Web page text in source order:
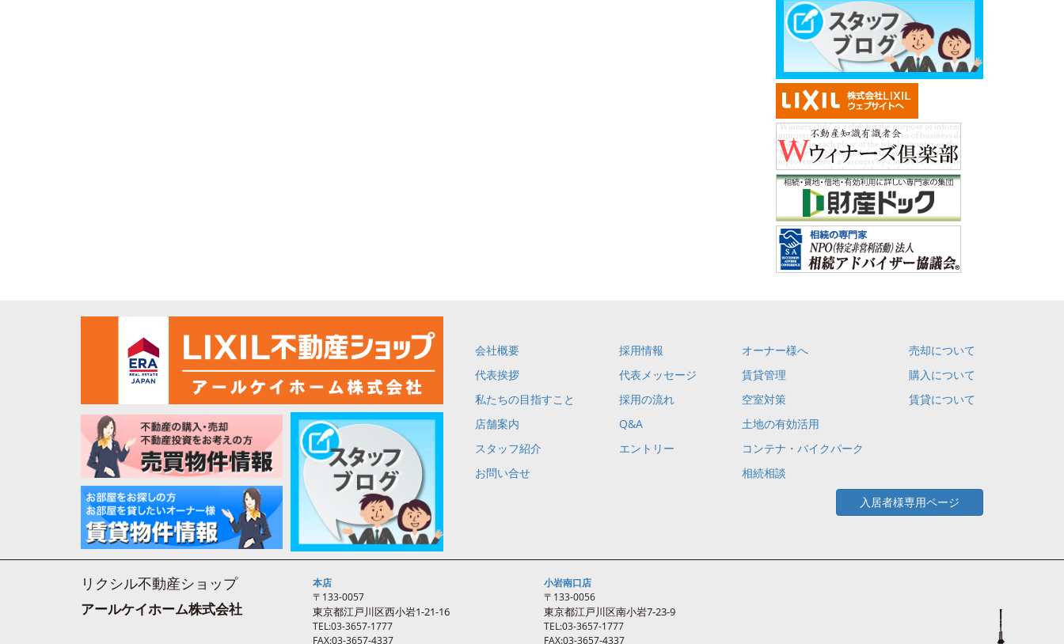
会社概要
代表挨拶
私たちの目指すこと
店舗案内
スタッフ紹介
お問い合せ
採用情報
代表メッセージ
採用の流れ
Q&A
エントリー
オーナー様へ
賃貸管理
空室対策
土地の有効活用
コンテナ・バイクパーク
相続相談
売却について
購入について
賃貸について
入居者様専用ページ
リクシル不動産ショップ
アールケイホーム株式会社
本店
〒133-0057
東京都江戸川区西小岩1-21-16
TEL:03-3657-1777
FAX:03-3657-4337
小岩南口店
〒133-0056
東京都江戸川区南小岩7-23-9
TEL:03-3657-1777
FAX:03-3657-4337